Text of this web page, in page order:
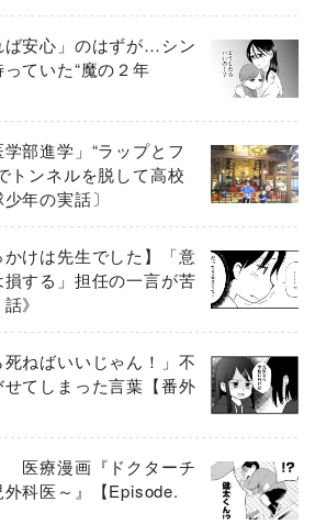
ば安心」のはずが…シン
ていた“魔の２年
学部進学」“ラップとフ
トンネルを脱して高校
年の実話〕
かけは先生でした】「意
損する」担任の一言が苦
》
死ねばいいじゃん！」不
てしまった言葉【番外
医療漫画『ドクターチ
科医～』【Episode.